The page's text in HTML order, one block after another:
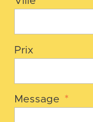
Prix
Message *